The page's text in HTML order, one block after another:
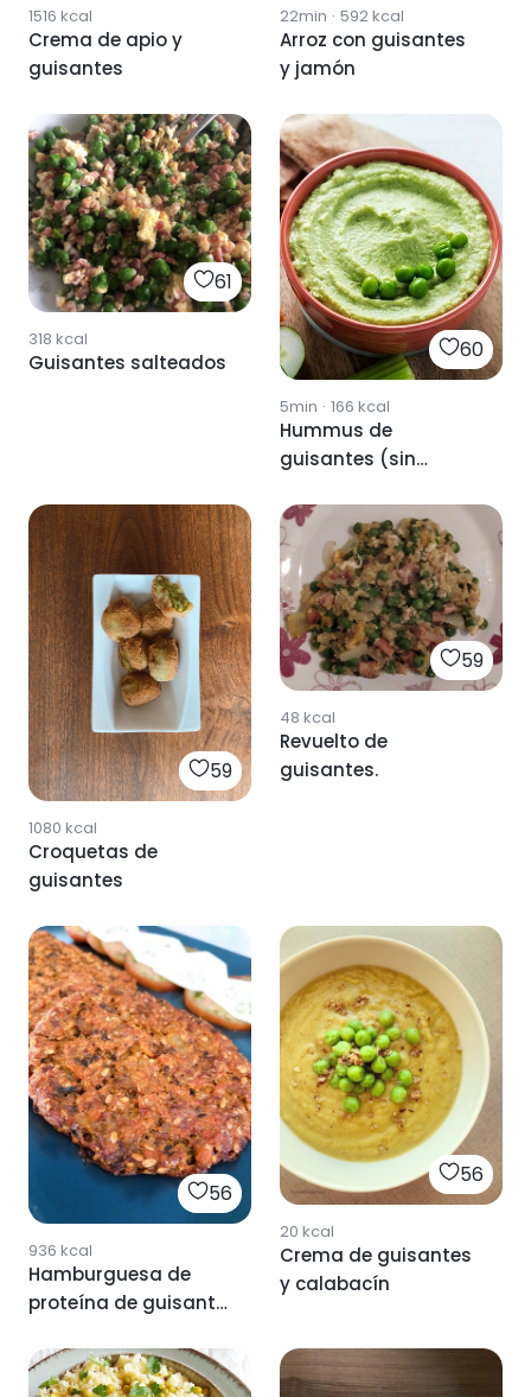
1516 kcal
Crema de apio y
guisantes
22min · 592kcal
Arroz con guisantes
y jamón
61
318 kcal
Guisantes salteados 60
5min · 166 kcal
Hummus de
guisantes (sin
vegano y sin gluten
59
1080 kcal
Croquetas de
guisantes
59
48 kcal
Revuelto de
guisantes.
56
936 kcal
Hamburguesa de
proteína de guisante
56
20 kcal
Crema de guisantes
y calabacín